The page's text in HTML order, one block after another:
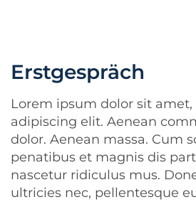
Erstgespräch
Lorem ipsum dolor sit
adipiscing elit. Aenean
dolor. Aenean massa. Cum
penatibus et magnis dis
nascetur ridiculus mus.
ultricies nec, pellentesque